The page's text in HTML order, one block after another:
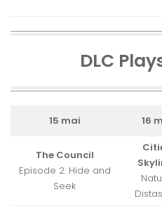
DLC
15 mai 16
The Council
Episode 2: Hide and
Seek